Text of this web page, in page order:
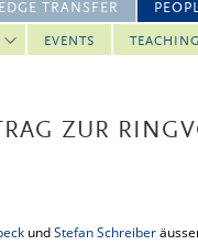
TRANSFER
EVENTS
ZUR
undStefan Schreiber